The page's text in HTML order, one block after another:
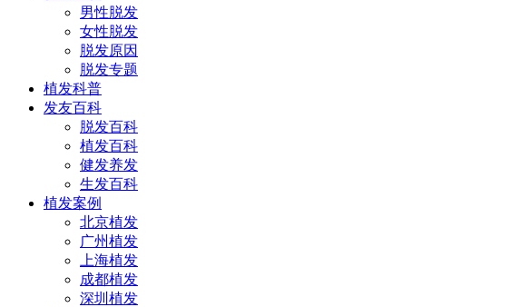
男性脱发
女性脱发
脱发原因
脱发专题
植发科普
发友百科
脱发百科
植发百科
健发养发
生发百科
植发案例
北京植发
广州植发
上海植发
成都植发
深圳植发